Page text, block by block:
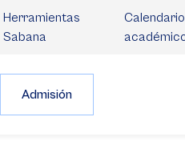
Herramientas
Sabana
Calendario
Admisión